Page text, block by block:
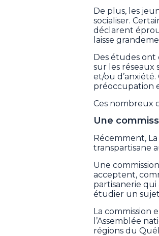
De plus, les
socialiser.
déclarent
laisse
Des études ont
sur les réseaux
et/ou
préoccupation
Ces nombreux
Une
Récemment,
transpartisane
Une
acceptent,
partisanerie qui
étudier un
La commission
l’Assemblée
régions du